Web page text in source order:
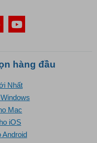
hàng đầu
Nhất
Mac
iOS
Android